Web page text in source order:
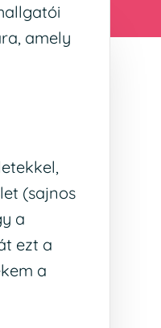
amely
(sajnos
a
ezt a
a